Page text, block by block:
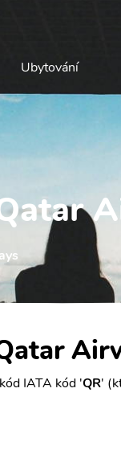
Ubytování
IATA kód 'QR'